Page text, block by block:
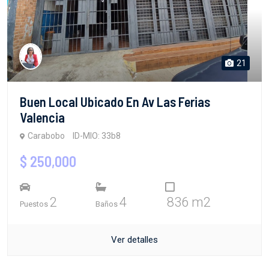
21
Buen Local Ubicado En Av Las Ferias
Valencia
Carabobo ID-MIO: 33b8
$ 250,000
Puestos 2 Baños 4 836 m2
Ver detalles